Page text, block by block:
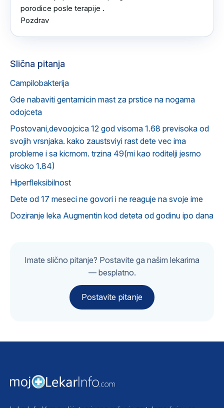
porodice posle terapije .
Pozdrav
Slična pitanja
Campilobakterija
Gde nabaviti gentamicin mast za prstice na nogama
odojceta
Postovani,devoojcica 12 god visoma 1.68 previsoka od
svojih vrsnjaka. kako zaustsviyi rast dete vec ima
probleme i sa kicmom. trzina 49(mi kao roditelji jesmo
visoko 1.84)
Hiperfleksibilnost
Dete od 17 meseci ne govori i ne reaguje na svoje ime
Doziranje leka Augmentin kod deteta od godinu ipo dana
Imate slično pitanje? Postavite ga našim lekarima
— besplatno.
Postavite pitanje